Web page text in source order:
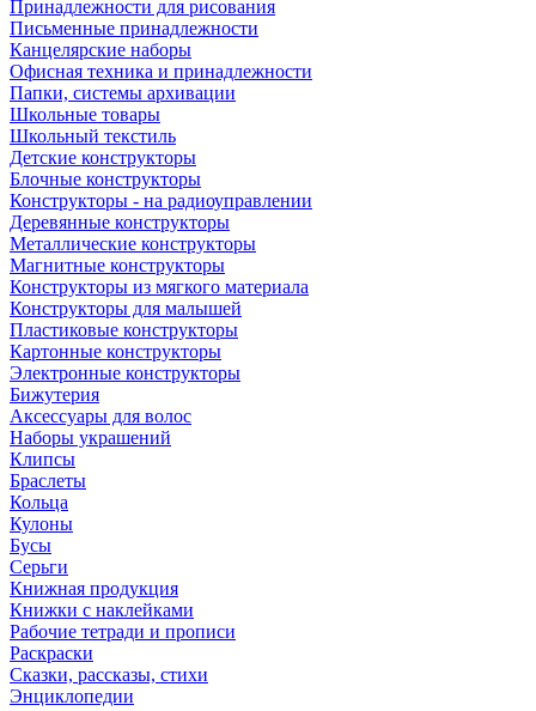
Принадлежности для рисования
Письменные принадлежности
Канцелярские наборы
Офисная техника и принадлежности
Папки, системы архивации
Школьные товары
Школьный текстиль
Детские конструкторы
Блочные конструкторы
Конструкторы - на радиоуправлении
Деревянные конструкторы
Металлические конструкторы
Магнитные конструкторы
Конструкторы из мягкого материала
Конструкторы для малышей
Пластиковые конструкторы
Картонные конструкторы
Электронные конструкторы
Бижутерия
Аксессуары для волос
Наборы украшений
Клипсы
Браслеты
Кольца
Кулоны
Бусы
Серьги
Книжная продукция
Книжки с наклейками
Рабочие тетради и прописи
Раскраски
Сказки, рассказы, стихи
Энциклопедии